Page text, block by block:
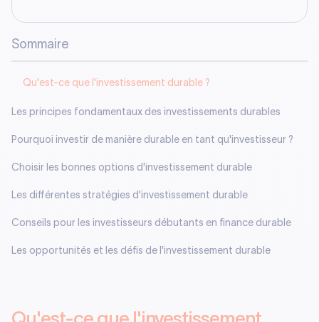
Sommaire
Qu'est-ce que l'investissement durable ?
Les principes fondamentaux des investissements durables
Pourquoi investir de manière durable en tant qu'investisseur ?
Choisir les bonnes options d'investissement durable
Les différentes stratégies d'investissement durable
Conseils pour les investisseurs débutants en finance durable
Les opportunités et les défis de l'investissement durable